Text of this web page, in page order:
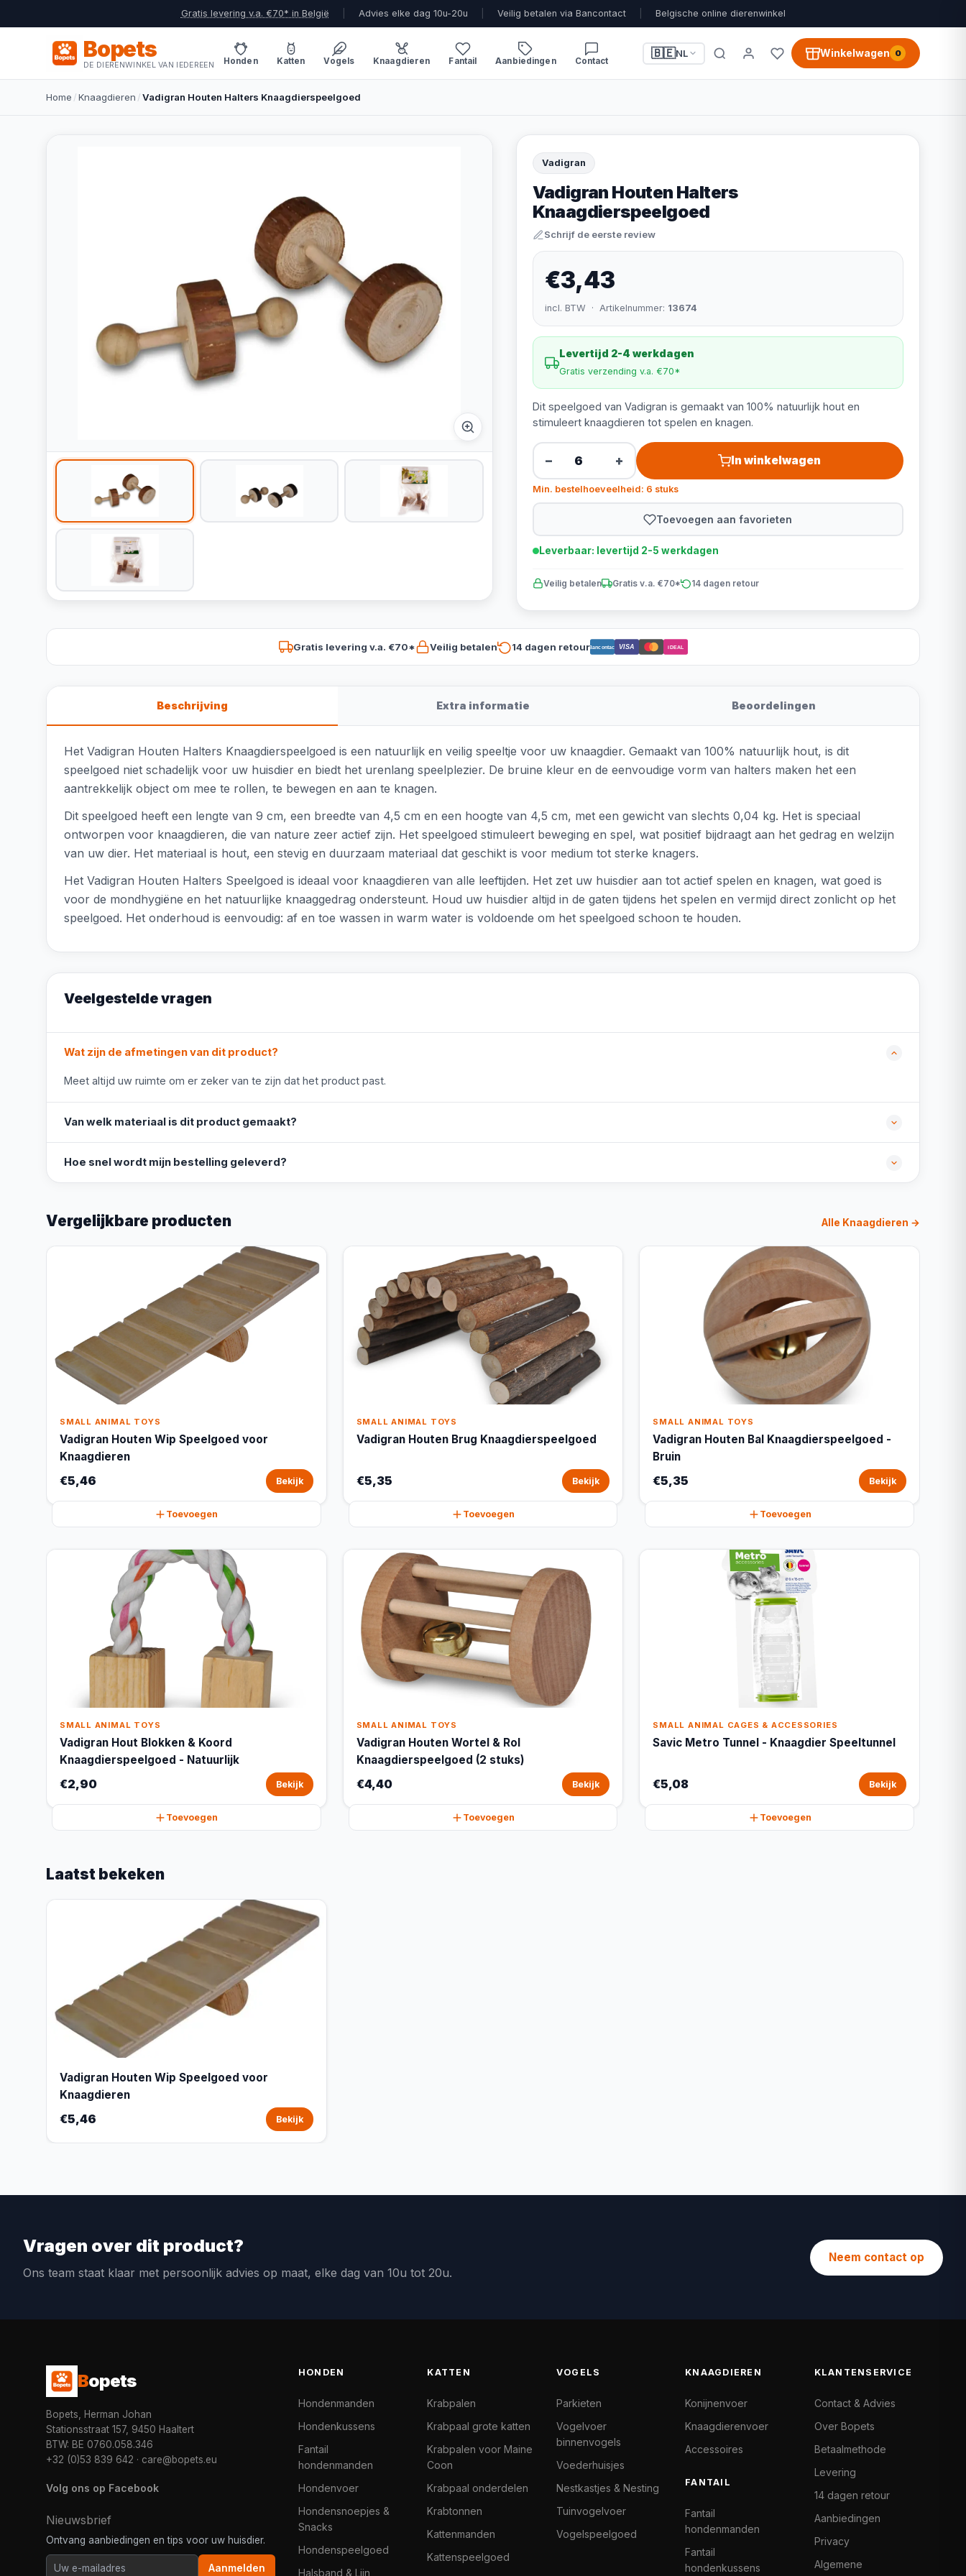
Gratis levering v.a. €70* in België Advies elke dag 10u-20u Veilig betalen via Bancontact Belgische online dierenwinkel
Bopets
DE DIERENWINKEL VAN IEDEREEN Honden Katten Vogels Knaagdieren Fantail Aanbiedingen Contact
🇧🇪NL Winkelwagen 0
Home /Knaagdieren /Vadigran Houten Halters Knaagdierspeelgoed
Vadigran
Vadigran Houten Halters
Knaagdierspeelgoed
Schrijf de eerste review
€3,43
incl. BTW · Artikelnummer: 13674
Levertijd 2-4 werkdagen
Gratis verzending v.a. €70*
Dit speelgoed van Vadigran is gemaakt van 100% natuurlijk hout en
stimuleert knaagdieren tot spelen en knagen.
− + In winkelwagen
Min. bestelhoeveelheid: 6 stuks
Toevoegen aan favorieten
Leverbaar: levertijd 2-5 werkdagen
Veilig betalen Gratis v.a. €70* 14 dagen retour
Gratis levering v.a. €70* Veilig betalen 14 dagen retourBancontact VISA iDEAL
Beschrijving Extra informatie Beoordelingen
Het Vadigran Houten Halters Knaagdierspeelgoed is een natuurlijk en veilig speeltje voor uw knaagdier. Gemaakt van 100% natuurlijk hout, is dit
speelgoed niet schadelijk voor uw huisdier en biedt het urenlang speelplezier. De bruine kleur en de eenvoudige vorm van halters maken het een
aantrekkelijk object om mee te rollen, te bewegen en aan te knagen.
Dit speelgoed heeft een lengte van 9 cm, een breedte van 4,5 cm en een hoogte van 4,5 cm, met een gewicht van slechts 0,04 kg. Het is speciaal
ontworpen voor knaagdieren, die van nature zeer actief zijn. Het speelgoed stimuleert beweging en spel, wat positief bijdraagt aan het gedrag en welzijn
van uw dier. Het materiaal is hout, een stevig en duurzaam materiaal dat geschikt is voor medium tot sterke knagers.
Het Vadigran Houten Halters Speelgoed is ideaal voor knaagdieren van alle leeftijden. Het zet uw huisdier aan tot actief spelen en knagen, wat goed is
voor de mondhygiëne en het natuurlijke knaaggedrag ondersteunt. Houd uw huisdier altijd in de gaten tijdens het spelen en vermijd direct zonlicht op het
speelgoed. Het onderhoud is eenvoudig: af en toe wassen in warm water is voldoende om het speelgoed schoon te houden.
Veelgestelde vragen
Wat zijn de afmetingen van dit product?
Meet altijd uw ruimte om er zeker van te zijn dat het product past.
Van welk materiaal is dit product gemaakt?
Hoe snel wordt mijn bestelling geleverd?
Vergelijkbare producten Alle Knaagdieren →
SMALL ANIMAL TOYS
Vadigran Houten Wip Speelgoed voor
Knaagdieren
€5,46 Bekijk
Toevoegen
SMALL ANIMAL TOYS
Vadigran Houten Brug Knaagdierspeelgoed
€5,35 Bekijk
Toevoegen
SMALL ANIMAL TOYS
Vadigran Houten Bal Knaagdierspeelgoed -
Bruin
€5,35 Bekijk
Toevoegen
SMALL ANIMAL TOYS
Vadigran Hout Blokken & Koord
Knaagdierspeelgoed - Natuurlijk
€2,90 Bekijk
Toevoegen
SMALL ANIMAL TOYS
Vadigran Houten Wortel & Rol
Knaagdierspeelgoed (2 stuks)
€4,40 Bekijk
Toevoegen
SMALL ANIMAL CAGES & ACCESSORIES
Savic Metro Tunnel - Knaagdier Speeltunnel
€5,08 Bekijk
Toevoegen
Laatst bekeken
Vadigran Houten Wip Speelgoed voor
Knaagdieren
€5,46 Bekijk
Vragen over dit product?
Ons team staat klaar met persoonlijk advies op maat, elke dag van 10u tot 20u.
Neem contact op
Bopets
Bopets, Herman Johan
Stationsstraat 157, 9450 Haaltert
BTW: BE 0760.058.346
+32 (0)53 839 642 · care@bopets.eu
Volg ons op Facebook
Nieuwsbrief
Ontvang aanbiedingen en tips voor uw huisdier.
Aanmelden
HONDEN
Hondenmanden
Hondenkussens
Fantail
hondenmanden
Hondenvoer
Hondensnoepjes &
Snacks
Hondenspeelgoed
Halsband & Lijn
KATTEN
Krabpalen
Krabpaal grote katten
Krabpalen voor Maine
Coon
Krabpaal onderdelen
Krabtonnen
Kattenmanden
Kattenspeelgoed
VOGELS
Parkieten
Vogelvoer
binnenvogels
Voederhuisjes
Nestkastjes & Nesting
Tuinvogelvoer
Vogelspeelgoed
KNAAGDIEREN
Konijnenvoer
Knaagdierenvoer
Accessoires
FANTAIL
Fantail
hondenmanden
Fantail
hondenkussens
KLANTENSERVICE
Contact & Advies
Over Bopets
Betaalmethode
Levering
14 dagen retour
Aanbiedingen
Privacy
Algemene